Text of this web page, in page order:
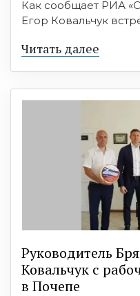
Как сообщает РИА
Егор Ковальчук
Читать далее
Руководитель
Ковальчук с
в Почепе